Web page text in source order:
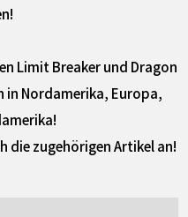
Limit Breaker und Dragon
in Nordamerika, Europa,
die zugehörigen Artikel an!